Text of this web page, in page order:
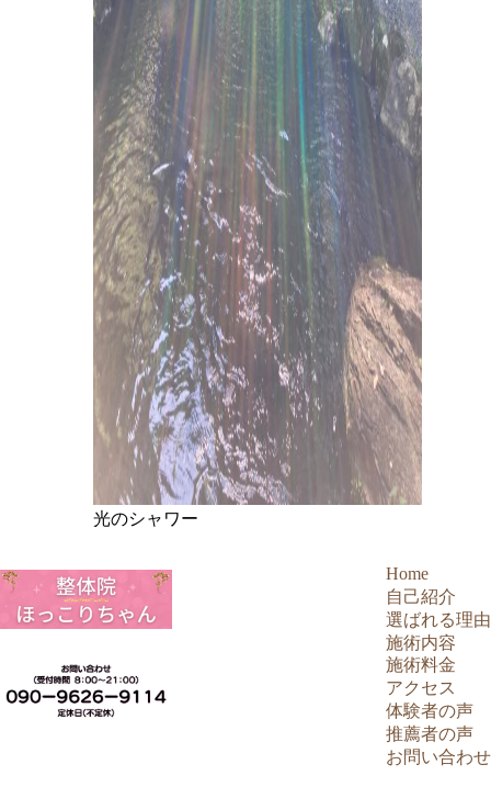
光のシャワー
Home
自己紹介
選ばれる理由
施術内容
施術料金
アクセス
体験者の声
推薦者の声
お問い合わせ